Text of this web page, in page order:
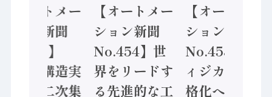
【オートメー
ション新聞
No.455】
「経済構造実
態調査二次集
【オートメー
ション新聞
No.454】世
界をリードす
る先進的な工
【オートメー
ション新聞
No.453】フ
ィジカルAI本
格化へ 国産